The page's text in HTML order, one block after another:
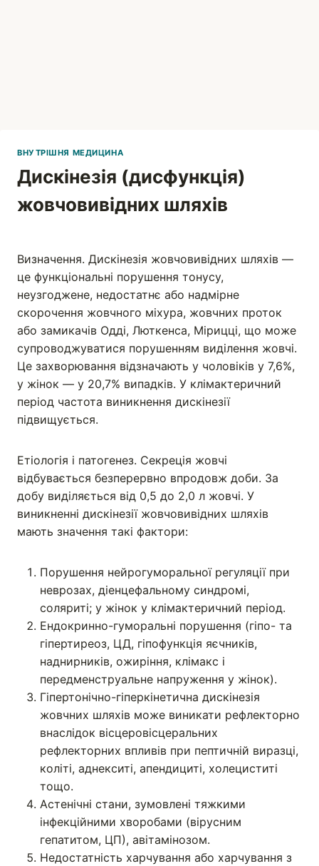
ВНУТРІШНЯ МЕДИЦИНА
Дискінезія (дисфункція)
жовчовивідних шляхів
Вадим
Визначення. Дискінезія жовчовивідних шляхів —
це функціональні порушення тонусу,
неузгоджене, недостатнє або надмірне
скорочення жовчного міхура, жовчних проток
або замикачів Одді, Люткенса, Мірицці, що може
супроводжуватися порушенням виділення жовчі.
Це захворювання відзначають у чоловіків у 7,6%,
у жінок — у 20,7% випадків. У клімактеричний
період частота виникнення дискінезії
підвищується.
Етіологія і патогенез. Секреція жовчі
відбувається безперервно впродовж доби. За
добу виділяється від 0,5 до 2,0 л жовчі. У
виникненні дискінезії жовчовивідних шляхів
мають значення такі фактори:
Порушення нейрогуморальної регуляції при
неврозах, діенцефальному синдромі,
соляриті; у жінок у клімактеричний період.
Ендокринно-гуморальні порушення (гіпо- та
гіпертиреоз, ЦД, гіпофункція яєчників,
наднирників, ожиріння, клімакс і
передменструальне напруження у жінок).
Гіпертонічно-гіперкінетична дискінезія
жовчних шляхів може виникати рефлекторно
внаслідок вісцеровісцеральних
рефлекторних впливів при пептичній виразці,
коліті, аднекситі, апендициті, холециститі
тощо.
Астенічні стани, зумовлені тяжкими
інфекційними хворобами (вірусним
гепатитом, ЦП), авітамінозом.
Недостатність харчування або харчування з